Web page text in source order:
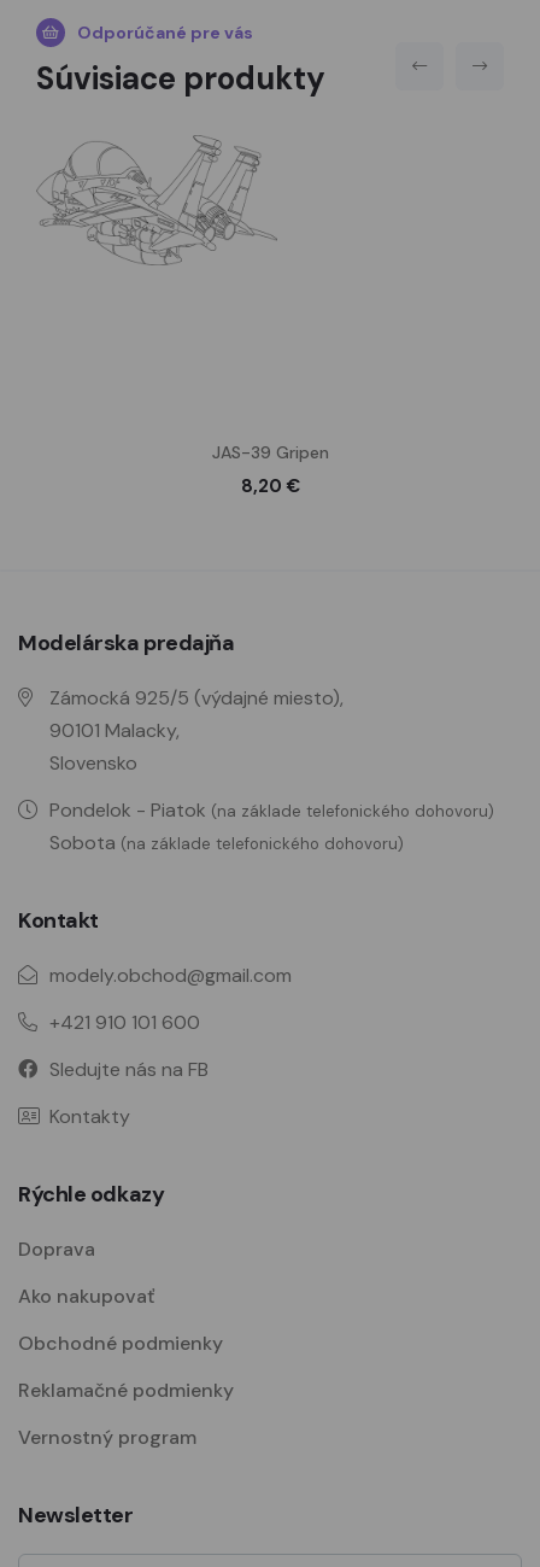
Odporúčané pre vás
Súvisiace produkty
JAS-39 Gripen
8,20 €
Modelárska predajňa
Zámocká 925/5 (výdajné miesto),
90101 Malacky,
Slovensko
Pondelok - Piatok (na základe telefonického dohovoru)
Sobota (na základe telefonického dohovoru)
Kontakt
modely.obchod@gmail.com
+421 910 101 600
Sledujte nás na FB
Kontakty
Rýchle odkazy
Doprava
Ako nakupovať
Obchodné podmienky
Reklamačné podmienky
Vernostný program
Newsletter